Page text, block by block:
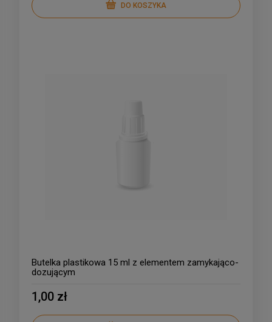
DO KOSZYKA
Butelka plastikowa 15 ml z elementem zamykająco-
dozującym
1,00 zł